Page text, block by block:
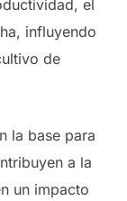
el
influyendo
de
la base para
a la
un impacto